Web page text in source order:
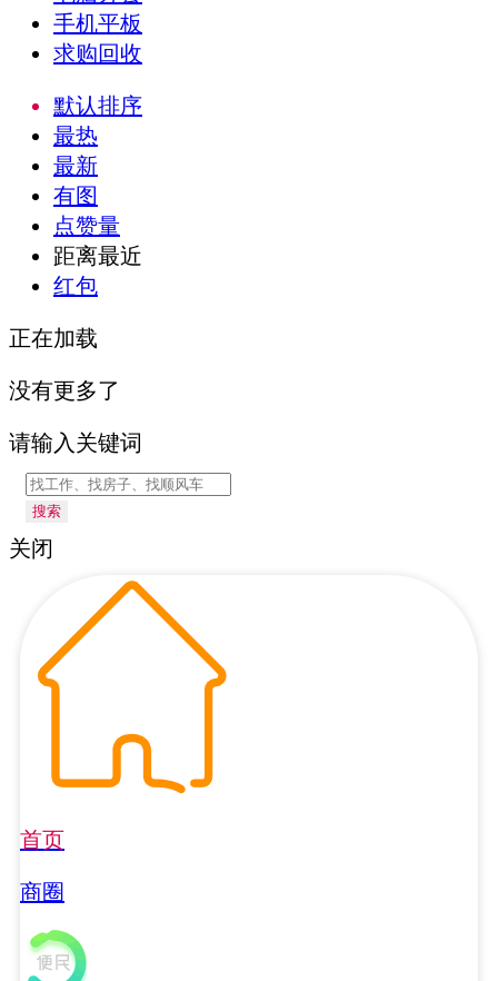
手机平板
求购回收
默认排序
最热
最新
有图
点赞量
距离最近
红包
正在加载
没有更多了
请输入关键词
搜索
关闭
首页
商圈